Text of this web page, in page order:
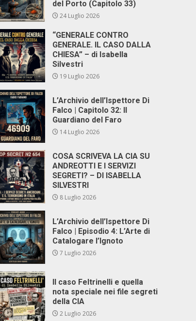
del Porto (Capitolo 33)
24 Luglio 2026
“GENERALE CONTRO
GENERALE. IL CASO DALLA
CHIESA” – di Isabella
Silvestri
19 Luglio 2026
L’Archivio dell’Ispettore Di
Falco | Capitolo 32: Il
Guardiano del Faro
14 Luglio 2026
COSA SCRIVEVA LA CIA SU
ANDREOTTI E I SERVIZI
SEGRETI? – DI ISABELLA
SILVESTRI
8 Luglio 2026
L’Archivio dell’Ispettore Di
Falco | Episodio 4: L’Arte di
Catalogare l’Ignoto
7 Luglio 2026
Il caso Feltrinelli e quella
nota speciale nei file segreti
della CIA
2 Luglio 2026